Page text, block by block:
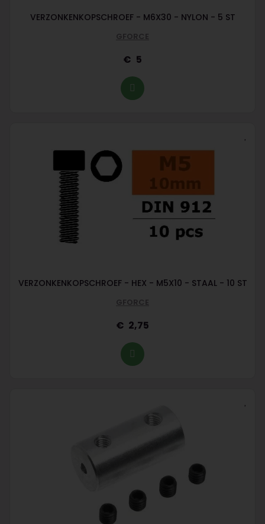
VERZONKENKOPSCHROEF - M6X30 - NYLON - 5 ST
GFORCE
5
VERZONKENKOPSCHROEF - HEX - M5X10 - STAAL - 10 ST
GFORCE
2,75